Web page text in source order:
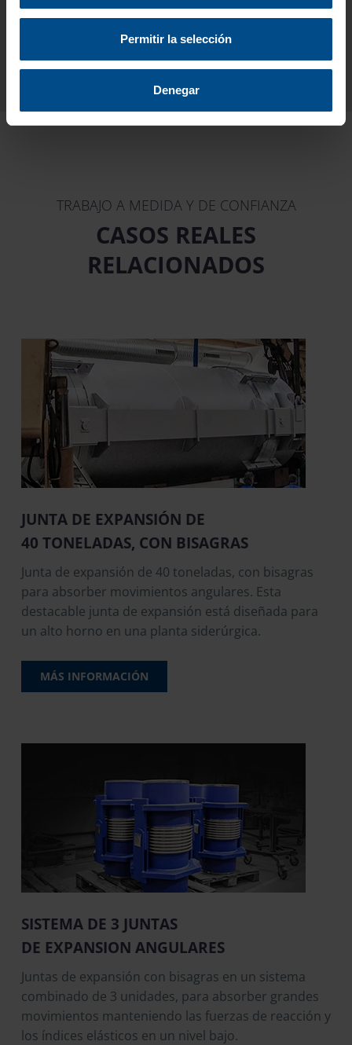
partir del uso que haya hecho de sus servicios.
Permitir la selección
Denegar
VER MÁS REFERENCIAS
TRABAJO A MEDIDA Y DE CONFIANZA
CASOS REALES
RELACIONADOS
JUNTA DE EXPANSIÓN DE
40 TONELADAS, CON BISAGRAS
Junta de expansión de 40 toneladas, con bisagras
para absorber movimientos angulares. Esta
destacable junta de expansión está diseñada para
un alto horno en una planta siderúrgica.
MÁS INFORMACIÓN
SISTEMA DE 3 JUNTAS
DE EXPANSION ANGULARES
Juntas de expansión con bisagras en un sistema
combinado de 3 unidades, para absorber grandes
movimientos manteniendo las fuerzas de reacción y
los índices elásticos en un nivel bajo.